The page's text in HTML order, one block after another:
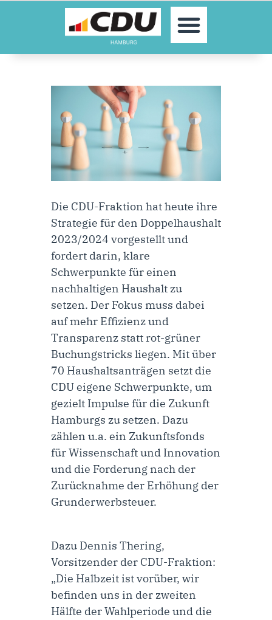
MOIN!
AKTUELLES
PARLAMENTE
KONTAKT
SPENDEN
MITGLIED WERDEN!
Die CDU-Fraktion hat heute ihre
Strategie für den Doppelhaushalt
2023/2024 vorgestellt und
fordert darin, klare
Schwerpunkte für einen
nachhaltigen Haushalt zu
setzen. Der Fokus muss dabei
auf mehr Effizienz und
Transparenz statt rot-grüner
Buchungstricks liegen. Mit über
70 Haushaltsanträgen setzt die
CDU eigene Schwerpunkte, um
gezielt Impulse für die Zukunft
Hamburgs zu setzen. Dazu
zählen u.a. ein Zukunftsfonds
für Wissenschaft und Innovation
und die Forderung nach der
Zurücknahme der Erhöhung der
Grunderwerbsteuer.
Dazu Dennis Thering,
Vorsitzender der CDU-Fraktion:
„Die Halbzeit ist vorüber, wir
befinden uns in der zweiten
Hälfte der Wahlperiode und die